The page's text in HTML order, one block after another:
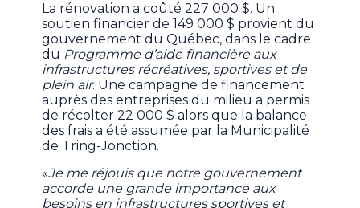
La rénovation a coûté 227 000 $. Un
soutien financier de 149 000 $ provient du
gouvernement du Québec, dans le cadre
du Programme d’aide financière aux
infrastructures récréatives, sportives et de
plein air. Une campagne de financement
auprès des entreprises du milieu a permis
de récolter 22 000 $ alors que la balance
des frais a été assumée par la Municipalité
de Tring-Jonction.
«Je me réjouis que notre gouvernement
accorde une grande importance aux
besoins en infrastructures sportives et